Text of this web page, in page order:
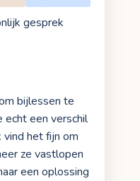
gesprek
bijlessen te
echt een verschil
vind het fijn om
ze vastlopen
een oplossing